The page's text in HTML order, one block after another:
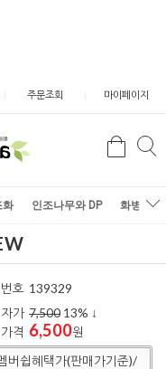
주문조회 마이페이지
검
화 인조나무와 DP 화병/화
호 139329
가 7,500 13% ↓
격 6,500원
버쉽혜택가(판매가기준)/